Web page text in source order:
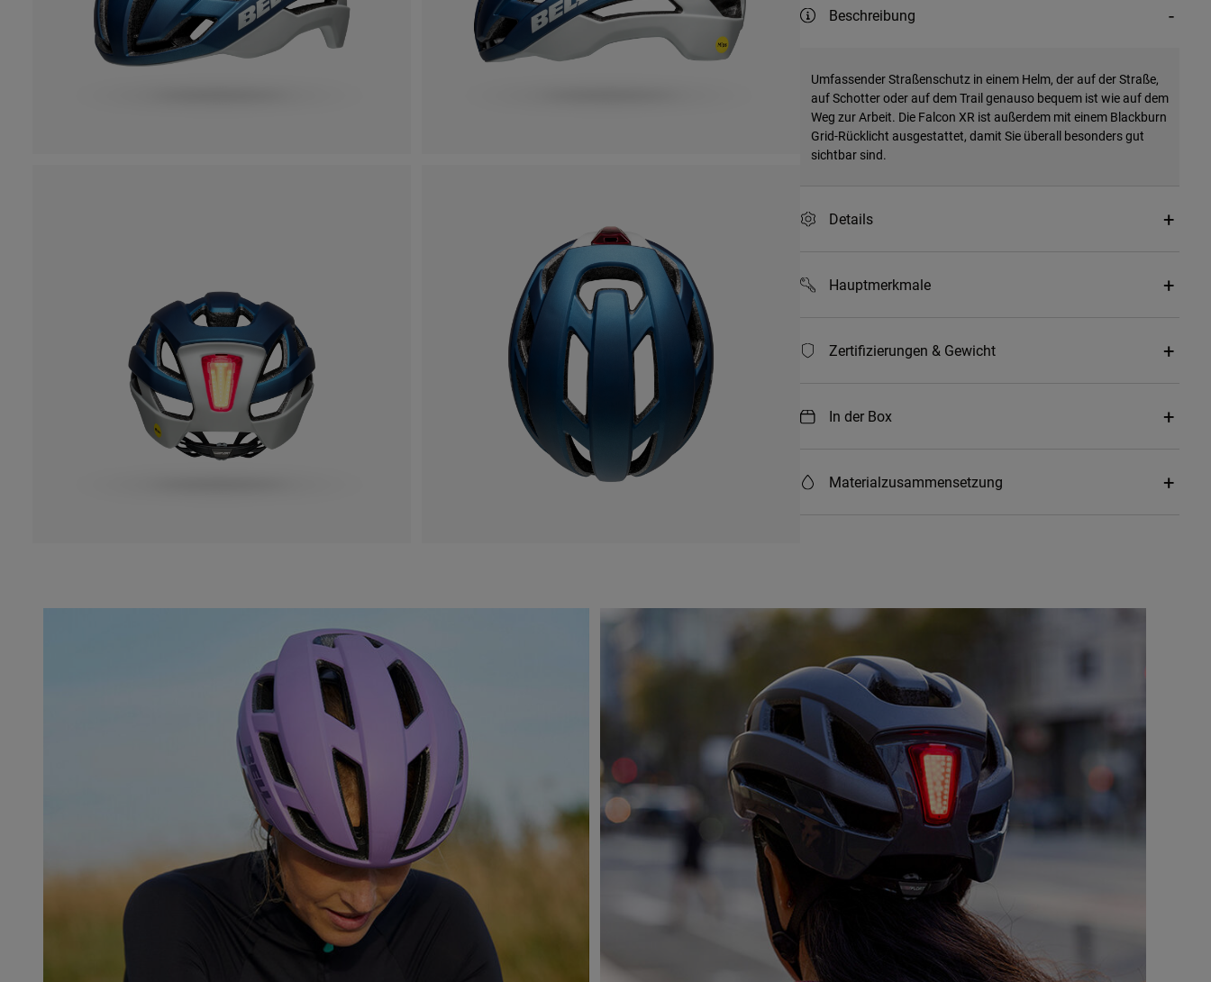
Beschreibung
Umfassender Straßenschutz in einem Helm, der auf der Straße,
auf Schotter oder auf dem Trail genauso bequem ist wie auf dem
Weg zur Arbeit. Die Falcon XR ist außerdem mit einem Blackburn
Grid-Rücklicht ausgestattet, damit Sie überall besonders gut
sichtbar sind.
Details
Hauptmerkmale
Zertifizierungen & Gewicht
In der Box
Materialzusammensetzung